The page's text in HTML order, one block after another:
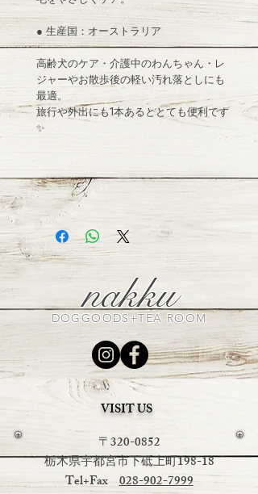
● 生産国：オーストラリア
高齢犬のケア・介護中のわんちゃん・レ
ジャーやお散歩後の軽い汚れ落としにも
最適。
旅行や外出にも1本あるととても便利です
✨
nakku
DOGGOODS+TEA ROOM
VISIT US
〒320-0852
栃木県宇都宮市下砥上町198-18
Tel+Fax028-902-7999